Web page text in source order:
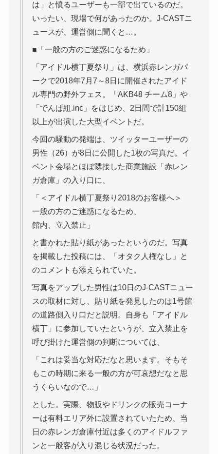
は」と憤るユーザーも一部で出ているのだ。
いったい、現場で何があったのか。J-CASTニ
ュースが、運営側に聞くと…。
■「一般の方のご迷惑になるため」
「アイドル横丁夏祭り」は、横浜赤レンガパ
ークで2018年7月7～8日に開催されたアイド
ル専門の野外フェス。「AKB48 チーム8」や
「でんぱ組.inc」をはじめ、2日間で計150組
以上が出演した大型イベントだ。
今回の騒動の発端は、ツイッターユーザーの
男性（26）が8日に公開した1枚の写真だ。イ
ベント会場とほぼ隣接した商業施設「赤レン
ガ倉庫」の入り口に、
「＜アイドル横丁夏祭り2018のお客様へ＞
一般の方のご迷惑になるため、
館内、立入禁止」
と書かれた貼り紙があったというのだ。写真
を掲載した投稿には、「オタク人権なし」と
のコメントも添えられていた。
写真をアップした男性は10日のJ-CASTニュー
スの取材に対し、貼り紙を発見したのは1号館
の道路側入り口だと説明。自身も「アイドル
横丁」に参加していたというが、立入禁止を
呼び掛けた運営側の判断については、
「これは妥当な対応だなと思います。そもそ
もこの時期に来る一般の方が可哀想だなと思
うくらいなので…」
とした。実際、物販やドリンクの販売コーナ
ーは有料エリア外に設置されていたため、当
日の赤レンガ倉庫付近は多くのアイドルファ
ンと一般客が入り混じる状況だった。